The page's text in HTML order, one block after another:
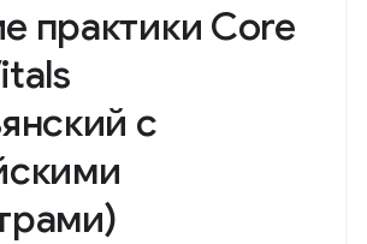
практики Core
с